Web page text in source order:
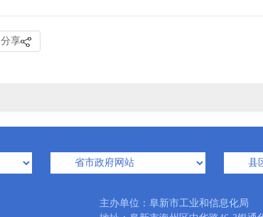
分享
主办单位：阜新市工业和信息化局